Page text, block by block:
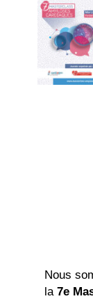
Nous
la 7e